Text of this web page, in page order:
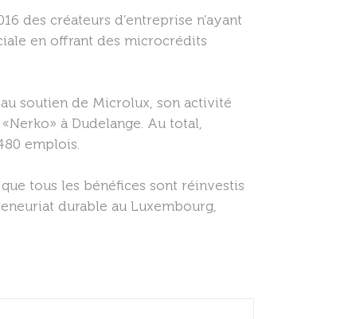
des créateurs d’entreprise n’ayant
en offrant des microcrédits
soutien de Microlux, son activité
à Dudelange. Au total,
emplois.
tous les bénéfices sont réinvestis
durable au Luxembourg,